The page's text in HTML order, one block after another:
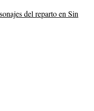
del reparto en Sin